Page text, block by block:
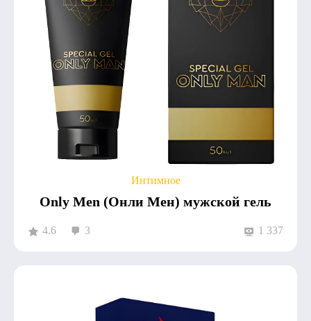
Интимное
Only Men (Онли Мен) мужской гель
4.6 3 1 337